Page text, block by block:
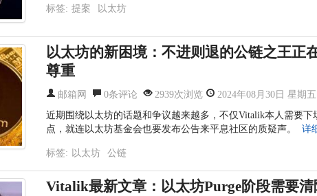
标签: 提案 以太坊
以太坊的新困境：不进则退的公链之王正
尊重
邮箱网 0条评论 2939次浏览
2024年08月30日 星期
近期围绕以太坊的话题和争议越来越多，不仅Vitalik本人需要下
点，就连以太坊基金会也要发布公告来平息社区的质疑声。
详
标签: 以太坊 公链
Vitalik最新文章：以太坊Purge阶段需要清